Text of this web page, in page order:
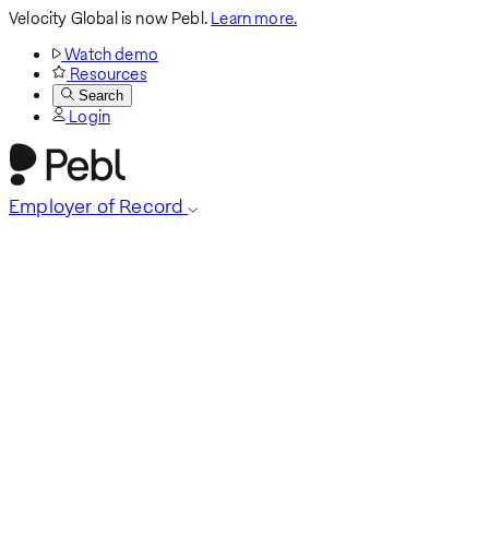
Velocity Global is now Pebl.Learn more.
Watch demo
Resources
Search
Login
Employer of Record